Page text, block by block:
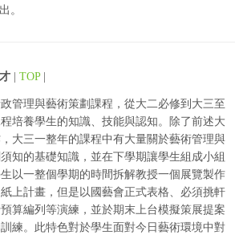
。
TOP|
管理與藝術策劃課程，從大二必修到大三至
培養學生的知識、技能與認知。除了前述大
大三一整年的課程中有大量關於藝術管理與
知的基礎知識，並在下學期讓學生組成小組
以一整個學期的時間拆解教授一個展覽製作
上計畫，但是以國藝會正式表格、必須挑軒
算編列等演練，並於期末上台模擬策展提案
練。此特色對於學生面對今日藝術環境中對